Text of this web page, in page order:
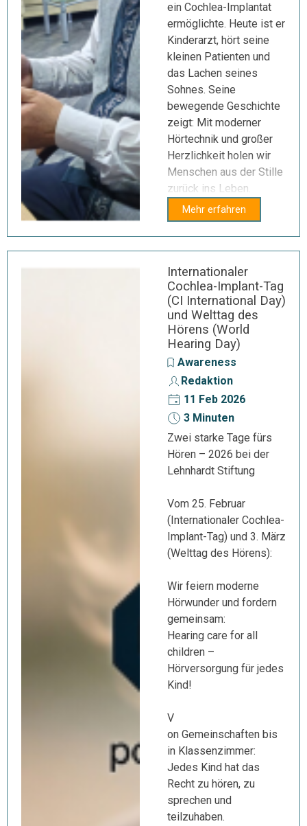
ein Cochlea-Implantat
ermöglichte. Heute ist er
Kinderarzt, hört seine
kleinen Patienten und
das Lachen seines
Sohnes. Seine
bewegende Geschichte
zeigt: Mit moderner
Hörtechnik und großer
Herzlichkeit holen wir
Menschen aus der Stille
zurück ins Leben.
Mehr erfahren
Internationaler
Cochlea-Implant-Tag
(CI International Day)
und Welttag des
Hörens (World
Hearing Day)
Awareness
Redaktion
11 Feb 2026
3 Minuten
Zwei starke Tage fürs
Hören – 2026 bei der
Lehnhardt Stiftung
Vom 25. Februar
(Internationaler Cochlea-
Implant-Tag) und 3. März
(Welttag des Hörens):
Wir feiern moderne
Hörwunder und fordern
gemeinsam:
Hearing care for all
children –
Hörversorgung für jedes
Kind!
V
on Gemeinschaften bis
in Klassenzimmer:
Jedes Kind hat das
Recht zu hören, zu
sprechen und
teilzuhaben.